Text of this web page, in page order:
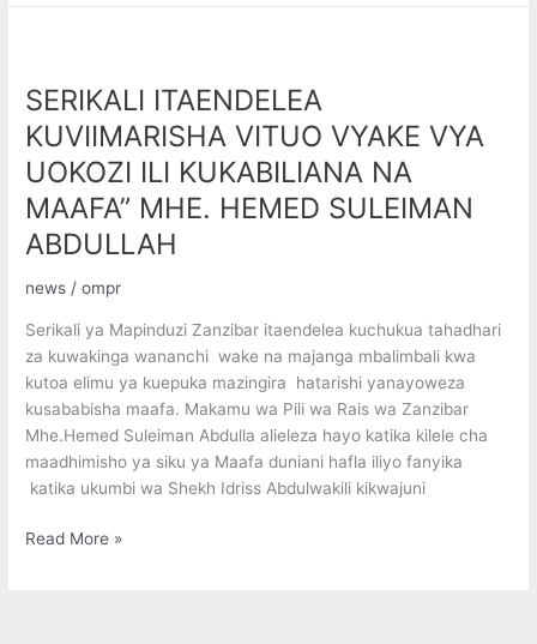
SERIKALI ITAENDELEA
KUVIIMARISHA VITUO VYAKE VYA
UOKOZI ILI KUKABILIANA NA
MAAFA” MHE. HEMED SULEIMAN
ABDULLAH
news /ompr
Serikali ya Mapinduzi Zanzibar itaendelea kuchukua tahadhari
za kuwakinga wananchi wake na majanga mbalimbali kwa
kutoa elimu ya kuepuka mazingira hatarishi yanayoweza
kusababisha maafa. Makamu wa Pili wa Rais wa Zanzibar
Mhe.Hemed Suleiman Abdulla alieleza hayo katika kilele cha
maadhimisho ya siku ya Maafa duniani hafla iliyo fanyika
katika ukumbi wa Shekh Idriss Abdulwakili kikwajuni
KUVIIMARISHA
VITUO
VYAKE
VYA
UOKOZI
ILI
KUKABILIANA
NA
MHE.
HEMED
SULEIMAN
ABDULLAH
Read More »